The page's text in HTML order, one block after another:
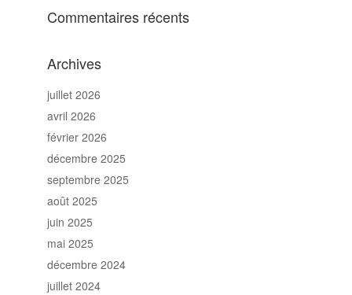
Commentaires récents
Archives
juillet 2026
avril 2026
février 2026
décembre 2025
septembre 2025
août 2025
juin 2025
mai 2025
décembre 2024
juillet 2024